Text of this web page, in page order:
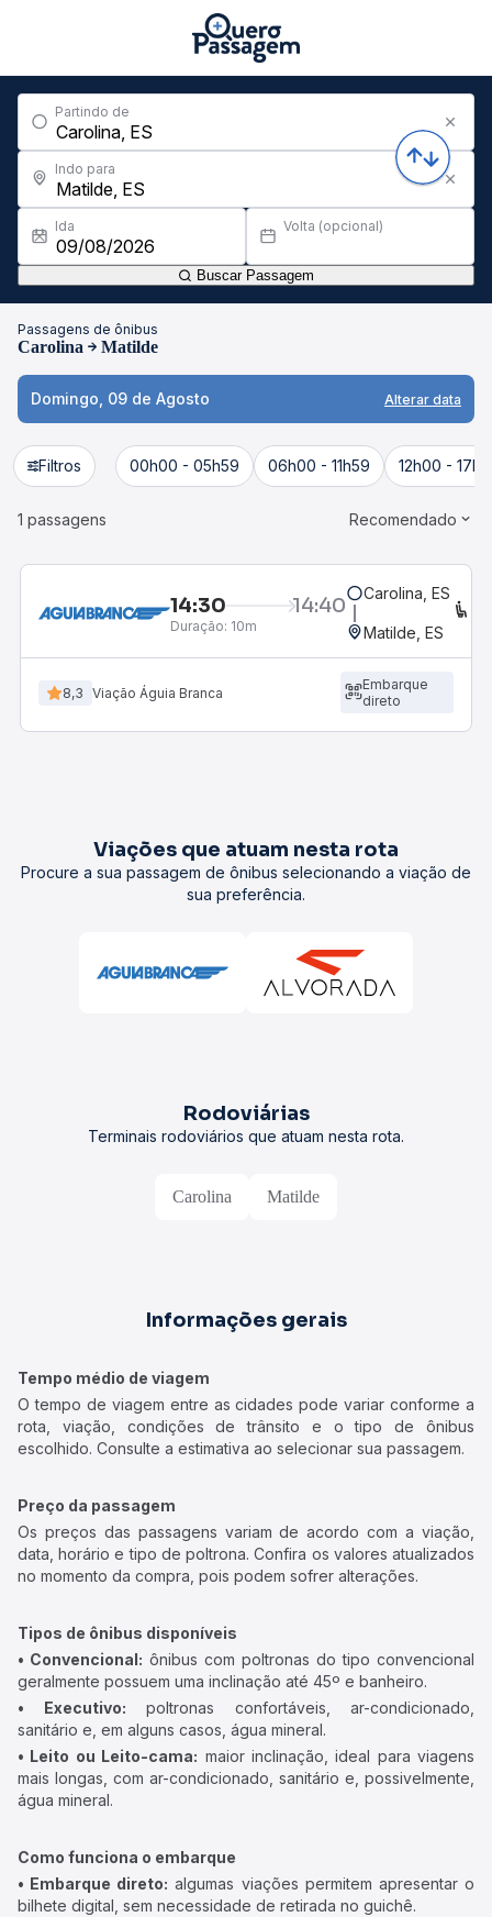
Partindo de
Indo para
Ida Volta (opcional)
Buscar Passagem
Passagens de ônibus
Carolina Matilde
Domingo, 09 de Agosto Alterar data
Filtros 00h00 - 05h59 06h00 - 11h59 12h00 -
1 passagens Recomendado
14:30 14:40
Duração: 10m
Carolina, ES
Matilde, ES
8,3 Viação Águia Branca
Embarque
direto
Viações que atuam nesta rota
Procure a sua passagem de ônibus selecionando a viação de
sua preferência.
Rodoviárias
Terminais rodoviários que atuam nesta rota.
Carolina Matilde
Informações gerais
Tempo médio de viagem
O tempo de viagem entre as cidades pode variar conforme a
rota, viação, condições de trânsito e o tipo de ônibus
escolhido. Consulte a estimativa ao selecionar sua passagem.
Preço da passagem
Os preços das passagens variam de acordo com a viação,
data, horário e tipo de poltrona. Confira os valores atualizados
no momento da compra, pois podem sofrer alterações.
Tipos de ônibus disponíveis
• Convencional: ônibus com poltronas do tipo convencional
geralmente possuem uma inclinação até 45º e banheiro.
• Executivo: poltronas confortáveis, ar-condicionado,
sanitário e, em alguns casos, água mineral.
• Leito ou Leito-cama: maior inclinação, ideal para viagens
mais longas, com ar-condicionado, sanitário e, possivelmente,
água mineral.
Como funciona o embarque
• Embarque direto: algumas viações permitem apresentar o
bilhete digital, sem necessidade de retirada no guichê.